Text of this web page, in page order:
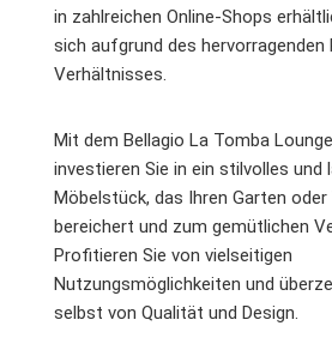
in zahlreichen Online-Shops
sich aufgrund des
Verhältnisses.
Mit dem Bellagio La Tomba
investieren Sie in ein stilvolles und
Möbelstück, das Ihren Garten oder
bereichert und zum gemütlichen
Profitieren Sie von vielseitigen
Nutzungsmöglichkeiten und
selbst von Qualität und Design.